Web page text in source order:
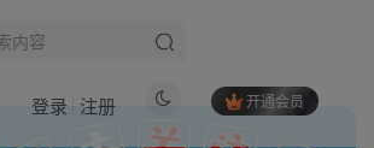
开通会员
登录 注册